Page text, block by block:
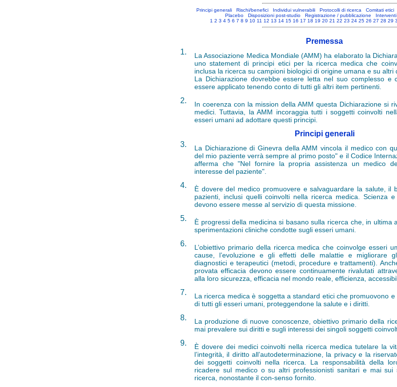
Principi generali Rischi/benefici Individui vulnerabili Protocolli di ricerca Comitati etici
Placebo
Disposizioni post-studio Registrazione / pubblicazione
1 2 3 4 5 6 7 8 9 10 11 12 13 14 15 16 17 18 19 20 21 22 23 24 25 26 27 28 29
Premessa
1.
La Associazione Medica Mondiale (AMM) ha elaborato la
uno statement di principi etici per la ricerca medica che
inclusa la ricerca su campioni biologici di origine umana e su altri
La Dichiarazione dovrebbe essere letta nel suo complesso e
essere applicato tenendo conto di tutti gli altri item pertinenti.
2.
In coerenza con la mission della AMM questa Dichiarazione si
medici. Tuttavia, la AMM incoraggia tutti i soggetti coinvolti
esseri umani ad adottare questi principi.
Principi generali
3.
La Dichiarazione di Ginevra della AMM vincola il medico con
del mio paziente verrà sempre al primo posto" e il Codice
afferma che "Nel fornire la propria assistenza un medico
interesse del paziente".
4.
È dovere del medico promuovere e salvaguardare la salute, il
pazienti, inclusi quelli coinvolti nella ricerca medica. Scienza
devono essere messe al servizio di questa missione.
5.
È progressi della medicina si basano sulla ricerca che, in ultima
sperimentazioni cliniche condotte sugli esseri umani.
6.
L’obiettivo primario della ricerca medica che coinvolge esseri
cause, l’evoluzione e gli effetti delle malattie e migliorare
diagnostici e terapeutici (metodi, procedure e trattamenti).
provata efficacia devono essere continuamente rivalutati
alla loro sicurezza, efficacia nel mondo reale, efficienza,
7.
La ricerca medica è soggetta a standard etici che promuovono
di tutti gli esseri umani, proteggendone la salute e i diritti.
8.
La produzione di nuove conoscenze, obiettivo primario della
mai prevalere sui diritti e sugli interessi dei singoli soggetti
9.
È dovere dei medici coinvolti nella ricerca medica tutelare la
l’integrità, il diritto all’autodeterminazione, la privacy e la
dei soggetti coinvolti nella ricerca. La responsabilità della
ricadere sul medico o su altri professionisti sanitari e mai sui
ricerca, nonostante il con-senso fornito.